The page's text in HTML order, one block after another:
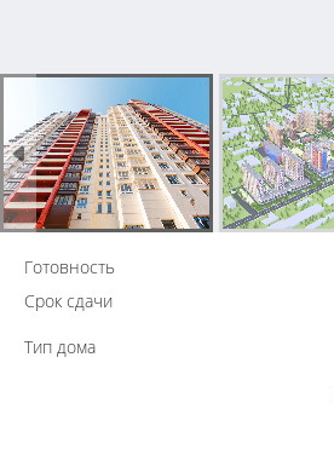
Готовность
Срок сдачи
Тип дома